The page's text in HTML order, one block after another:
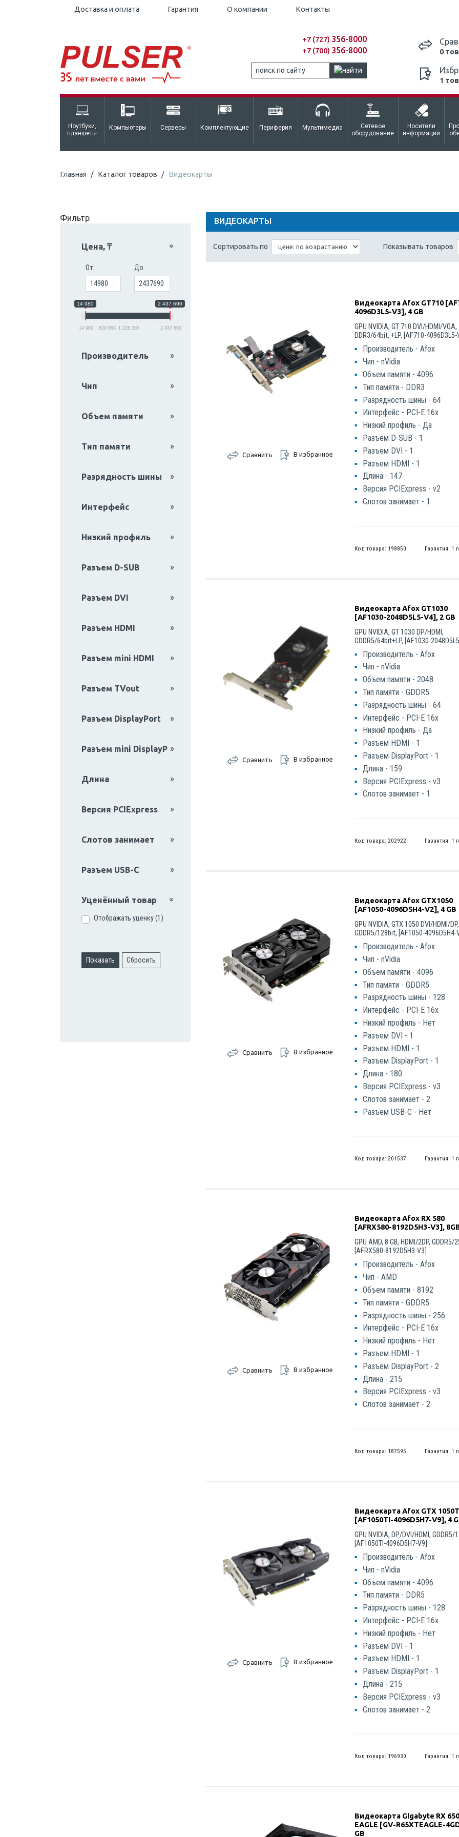
Доставка и оплата Гарантия О компании Контакты
+7 (727) 356-8000
+7 (700) 356-8000 0
1
Ноутбуки,
планшеты
Компьютеры Серверы Комплектующие Периферия Мультимедиа
Сетевое
оборудование
Носители
информации
Главная Каталог товаров Видеокарты
Фильтр
Цена, ₸
От До
14 980 2 437 690
14 980 620 658 1 226 335 2 437 690
Производитель
Чип
Объем памяти
Тип памяти
Разрядность шины
Интерфейс
Низкий профиль
Разъем D-SUB
Разъем DVI
Разъем HDMI
Разъем mini HDMI
Разъем TVout
Разъем DisplayPort
Разъем mini DisplayP
Длина
Версия PCIExpress
Слотов занимает
Разъем USB-C
Уценённый товар
Отображать уценку (1)
Показать Сбросить
ВИДЕОКАРТЫ
Сортировать по Показывать товаров
Сравнить В избранное
Видеокарта Afox GT710
4096D3L5-V3], 4 GB
GPU NVIDIA, GT 710 DVI/HDMI/VGA,
DDR3/64bit, +LP, [AF710-4096D3L5-
Производитель - Afox
Чип - nVidia
Объем памяти - 4096
Тип памяти - DDR3
Разрядность шины - 64
Интерфейс - PCI-E 16x
Низкий профиль - Да
Разъем D-SUB - 1
Разъем DVI - 1
Разъем HDMI - 1
Длина - 147
Версия PCIExpress - v2
Слотов занимает - 1
Код товара: 198850 Гарантия: 1
Сравнить В избранное
Видеокарта Afox GT1030
[AF1030-2048D5L5-V4], 2 GB
GPU NVIDIA, GT 1030 DP/HDMI,
GDDR5/64bit+LP, [AF1030-
Производитель - Afox
Чип - nVidia
Объем памяти - 2048
Тип памяти - GDDR5
Разрядность шины - 64
Интерфейс - PCI-E 16x
Низкий профиль - Да
Разъем HDMI - 1
Разъем DisplayPort - 1
Длина - 159
Версия PCIExpress - v3
Слотов занимает - 1
Код товара: 202922 Гарантия: 1
Сравнить В избранное
Видеокарта Afox GTX1050
[AF1050-4096D5H4-V2], 4 GB
GPU NVIDIA, GTX 1050 DVI/HDMI/DP,
GDDR5/128bit, [AF1050-4096D5H4-
Производитель - Afox
Чип - nVidia
Объем памяти - 4096
Тип памяти - GDDR5
Разрядность шины - 128
Интерфейс - PCI-E 16x
Низкий профиль - Нет
Разъем DVI - 1
Разъем HDMI - 1
Разъем DisplayPort - 1
Длина - 180
Версия PCIExpress - v3
Слотов занимает - 2
Разъем USB-C - Нет
Код товара: 201537 Гарантия: 1
Сравнить В избранное
Видеокарта Afox RX 580
[AFRX580-8192D5H3-V3],
GPU AMD, 8 GB, HDMI/2DP, GDDR5/
[AFRX580-8192D5H3-V3]
Производитель - Afox
Чип - AMD
Объем памяти - 8192
Тип памяти - GDDR5
Разрядность шины - 256
Интерфейс - PCI-E 16x
Низкий профиль - Нет
Разъем HDMI - 1
Разъем DisplayPort - 2
Длина - 215
Версия PCIExpress - v3
Слотов занимает - 2
Код товара: 187595 Гарантия: 1
Сравнить В избранное
Видеокарта Afox GTX
[AF1050TI-4096D5H7-V9], 4
GPU NVIDIA, DP/DVI/HDMI, GDDR5/
[AF1050TI-4096D5H7-V9]
Производитель - Afox
Чип - nVidia
Объем памяти - 4096
Тип памяти - DDR5
Разрядность шины - 128
Интерфейс - PCI-E 16x
Низкий профиль - Нет
Разъем DVI - 1
Разъем HDMI - 1
Разъем DisplayPort - 1
Длина - 215
Версия PCIExpress - v3
Слотов занимает - 2
Код товара: 196930 Гарантия: 1
Видеокарта Gigabyte RX
EAGLE [GV-R65XTEAGLE-
GB